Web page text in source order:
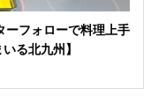
フォローで料理上手
る北九州】